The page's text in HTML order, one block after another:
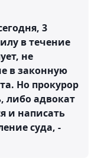
3
в течение
не
в законную
Но прокурор
либо адвокат
и написать
суда, -